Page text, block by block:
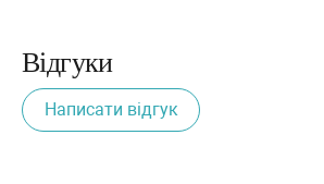
Відгуки
Написати відгук